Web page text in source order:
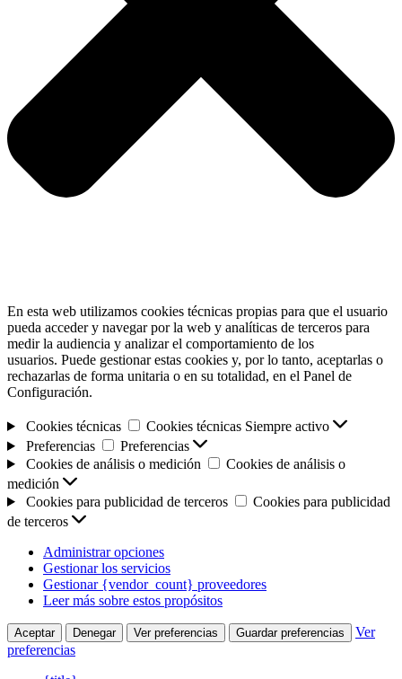
En esta web utilizamos cookies técnicas propias para que el usuario
pueda acceder y navegar por la web y analíticas de terceros para
medir la audiencia y analizar el comportamiento de los
usuarios. Puede gestionar estas cookies y, por lo tanto, aceptarlas o
rechazarlas de forma unitaria o en su totalidad, en el Panel de
Configuración.
Cookies técnicas Cookies técnicas Siempre activo
Preferencias
Preferencias
Cookies de análisis o medición
Cookies de análisis o
medición
Cookies para publicidad de terceros
Cookies para publicidad
de terceros
Administrar opciones
Gestionar los servicios
Gestionar {vendor_count} proveedores
Leer más sobre estos propósitos
Aceptar Denegar Ver preferencias Guardar preferencias
Ver
preferencias